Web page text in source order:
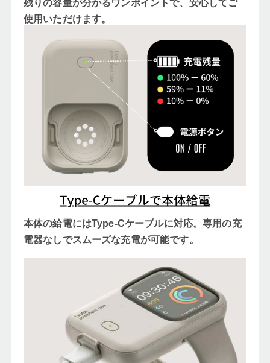
残りの容量が分かるワンポイントで、安心してご
使用いただけます。
本体の給電にはType-Cケーブルに対応。専用の充
電器なしでスムーズな充電が可能です。